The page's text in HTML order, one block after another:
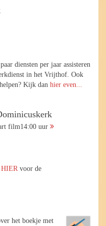
diensten per jaar assisteren
in het Vrijthof. Ook
Kijk dan hier even...
film14:00 uur
HIER voor de
het boekje met